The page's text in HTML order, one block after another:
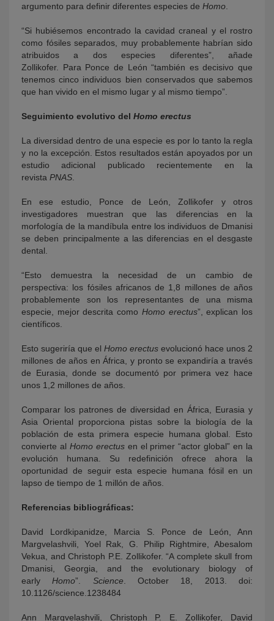
argumento para definir diferentes especies de Homo.
“Si hubiésemos encontrado la cavidad craneal y el rostro
como fósiles separados, muy probablemente habrían sido
atribuidos a dos especies diferentes”, añade
Zollikofer. Para Ponce de León “también es decisivo que
tenemos cinco individuos bien conservados que sabemos
que han vivido en el mismo lugar y al mismo tiempo”.
Seguimiento evolutivo del Homo erectus
La diversidad dentro de una especie es por lo tanto la regla
y no la excepción. Estos resultados están apoyados por un
estudio adicional publicado recientemente en la
revista PNAS.
En ese estudio, Ponce de León, Zollikofer y otros
investigadores muestran que las diferencias en la
morfología de la mandíbula entre los individuos de Dmanisi
se deben principalmente a las diferencias en el desgaste
dental.
“Esto demuestra la necesidad de un cambio de
perspectiva: los fósiles africanos de 1,8 millones de años
probablemente son los representantes de una misma
especie, mejor descrita como Homo erectus”, explican los
científicos.
Esto sugeriría que el Homo erectus evolucionó hace unos 2
millones de años en África, y pronto se expandiría a través
de Eurasia, donde se documentó por primera vez hace
unos 1,2 millones de años.
Comparar los patrones de diversidad en África, Eurasia y
Asia Oriental proporciona pistas sobre la biología de la
población de esta primera especie humana global. Esto
convierte al Homo erectusen el primer “actor global” en la
evolución humana. Su redefinición ofrece ahora la
oportunidad de seguir esta especie humana fósil en un
lapso de tiempo de 1 millón de años.
Referencias bibliográficas:
David Lordkipanidze, Marcia S. Ponce de León, Ann
Margvelashvili, Yoel Rak, G. Philip Rightmire, Abesalom
Vekua, and Christoph P.E. Zollikofer. “A complete skull from
Dmanisi, Georgia, and the evolutionary biology of
earlyHomo”. Science. October 18, 2013. doi:
10.1126/science.1238484
Ann Margvelashvili, Christoph P. E. Zollikofer, David